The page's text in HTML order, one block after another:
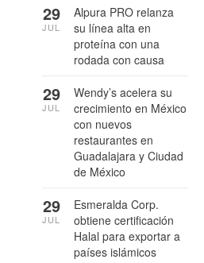
Alpura PRO relanza
su línea alta en
proteína con una
rodada con causa
29
JUL
Wendy’s acelera su
crecimiento en México
con nuevos
restaurantes en
Guadalajara y Ciudad
de México
29
JUL
Esmeralda Corp.
obtiene certificación
Halal para exportar a
países islámicos
29
JUL